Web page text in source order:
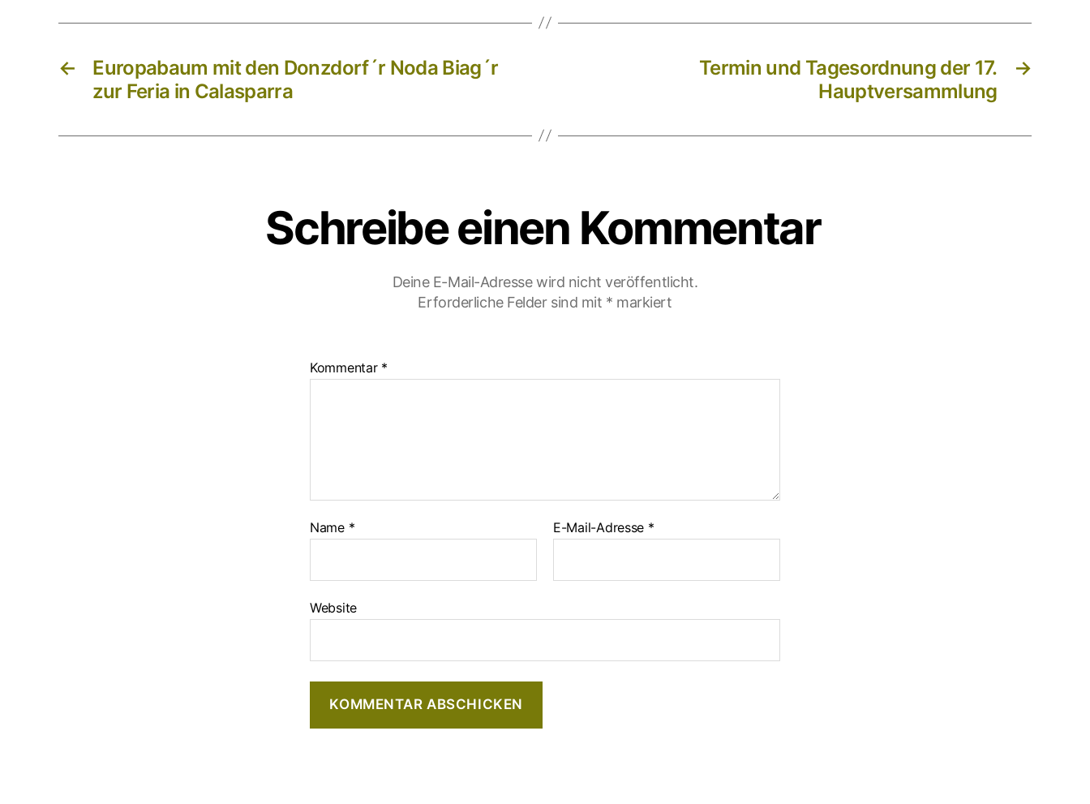
←
Europabaum mit den Donzdorf´r Noda Biag´r
zur Feria in Calasparra
→
Termin und Tagesordnung der 17.
Hauptversammlung
Schreibe einen Kommentar
Deine E-Mail-Adresse wird nicht veröffentlicht.
Erforderliche Felder sind mit * markiert
Kommentar *
Name * E-Mail-Adresse *
Website